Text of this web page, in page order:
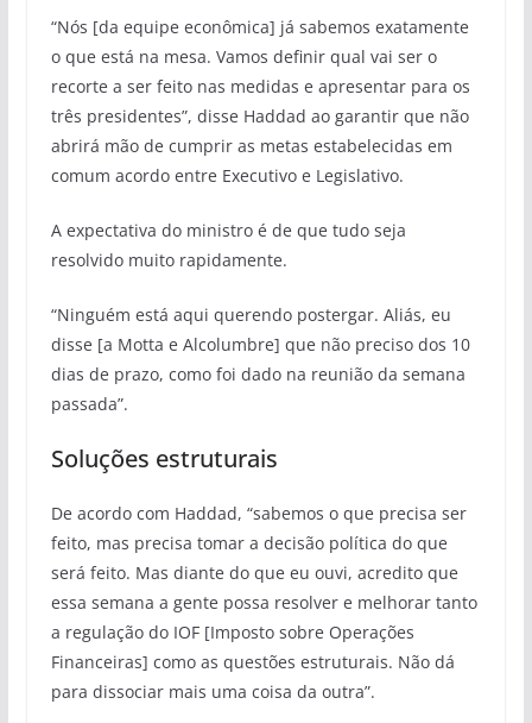
“Nós [da equipe econômica] já sabemos exatamente
o que está na mesa. Vamos definir qual vai ser o
recorte a ser feito nas medidas e apresentar para os
três presidentes”, disse Haddad ao garantir que não
abrirá mão de cumprir as metas estabelecidas em
comum acordo entre Executivo e Legislativo.
A expectativa do ministro é de que tudo seja
resolvido muito rapidamente.
“Ninguém está aqui querendo postergar. Aliás, eu
disse [a Motta e Alcolumbre] que não preciso dos 10
dias de prazo, como foi dado na reunião da semana
passada”.
Soluções estruturais
De acordo com Haddad, “sabemos o que precisa ser
feito, mas precisa tomar a decisão política do que
será feito. Mas diante do que eu ouvi, acredito que
essa semana a gente possa resolver e melhorar tanto
a regulação do IOF [Imposto sobre Operações
Financeiras] como as questões estruturais. Não dá
para dissociar mais uma coisa da outra”.